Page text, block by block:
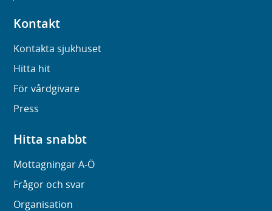
Kontakt
Kontakta sjukhuset
Hitta hit
För vårdgivare
Press
Hitta snabbt
Mottagningar A-Ö
Frågor och svar
Organisation